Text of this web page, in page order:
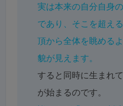
実は本来の自分自身
であり、そこを超え
頂から全体を眺める
貌が見えます。
すると同時に生まれ
が始まるのです。